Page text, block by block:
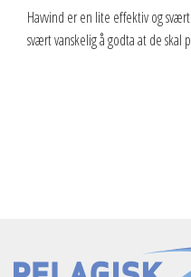
Havvind er en lite effektiv og
svært vanskelig å godta at de skal